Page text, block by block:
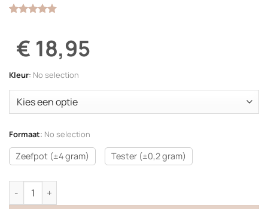
gebaseerd
op
klantbeoordelingen
€ 18,95
Kleur: No selection
Formaat: No selection
Zeefpot (±4 gram) Tester (±0,2 gram)
High Cover Concealer aantal